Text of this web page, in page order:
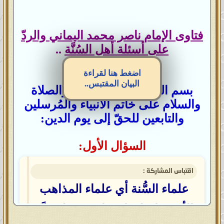
فتاوى الإمام ناصر محمد اليماني والردّ
على أسئلة أهل السُنَّة ..
بسم الله الرحمن الرحيم، والصلاة
والسلام على خاتم الأنبياء والمُرسلين
والتابعين للحقّ إلى يوم الدين:
السؤال الأول:
اقتباس المشاركة :
علماء السُّنة أي علماء المذاهب
الأربعة اختلفوا فيما بينهم فلم يدَّعِ
اضغط هنا لقراءة
البيان المقتبس..